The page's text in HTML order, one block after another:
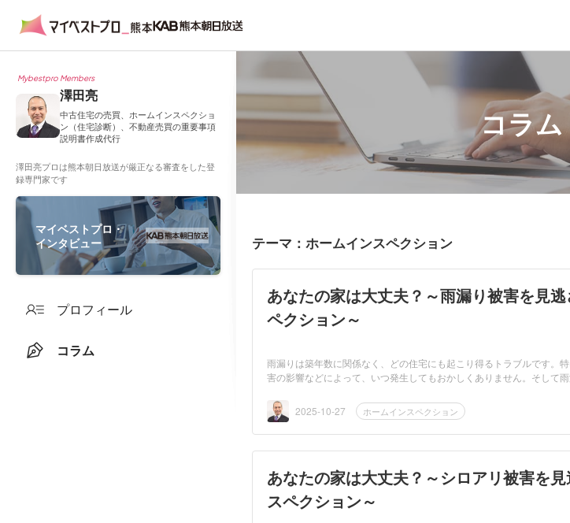
Mybestpro Members
澤田亮
中古住宅の売買、ホームインスペクショ
ン（住宅診断）、不動産売買の重要事項
説明書作成代行
澤田亮プロは熊本朝日放送が厳正なる審査をした登
録専門家です
マイベストプロ・
インタビュー
プロフィール
コラム
コラム
テーマ：ホームインスペクション
あなたの家は大丈夫？～雨漏り被害を見
ペクション～
雨漏りは築年数に関係なく、どの住宅にも起こり得るトラブルです。
害の影響などによって、いつ発生してもおかしくありません。そして
2025-10-27
ホームインスペクション
あなたの家は大丈夫？～シロアリ被害を
スペクション～